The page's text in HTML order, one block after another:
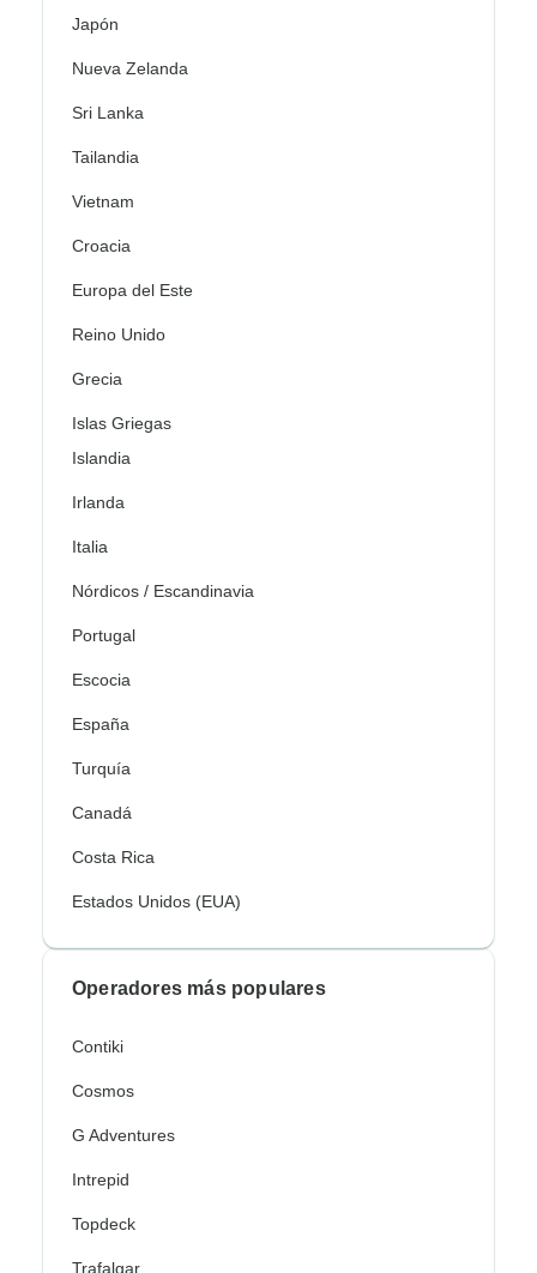
Japón
Nueva Zelanda
Sri Lanka
Tailandia
Vietnam
Croacia
Europa del Este
Reino Unido
Grecia
Islas Griegas
Islandia
Irlanda
Italia
Nórdicos / Escandinavia
Portugal
Escocia
España
Turquía
Canadá
Costa Rica
Estados Unidos (EUA)
Operadores más populares
Contiki
Cosmos
G Adventures
Intrepid
Topdeck
Trafalgar